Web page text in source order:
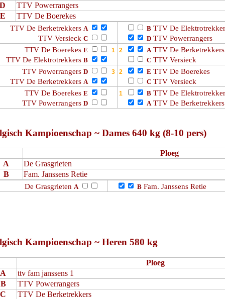
D
TTV Powerrangers
E
TTV De Boerekes
TTV De Berketrekkers A
TTV Versieck C
B TTV De
D TTV Powerrangers
TTV De Boerekes E
TTV De Elektrotrekkers B
A TTV De Berketrekkers
C TTV Versieck
TTV Powerrangers D
TTV De Berketrekkers A
E TTV De Boerekes
C TTV Versieck
TTV De Boerekes E
TTV Powerrangers D
B TTV De
A TTV De Berketrekkers
Kampioenschap ~ Dames 640 kg (8-10 pers)
Ploeg
A
De Grasgrieten
B
Fam. Janssens Retie
De Grasgrieten A B Fam. Janssens Retie
Kampioenschap ~ Heren 580 kg
Ploeg
A
ttv fam janssens 1
B
TTV Powerrangers
C
TTV De Berketrekkers